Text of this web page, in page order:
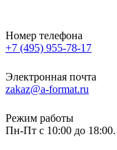
Номер телефона
+7 (495) 955-78-17
Электронная почта
zakaz@a-format.ru
Режим работы
Пн-Пт с 10:00 до